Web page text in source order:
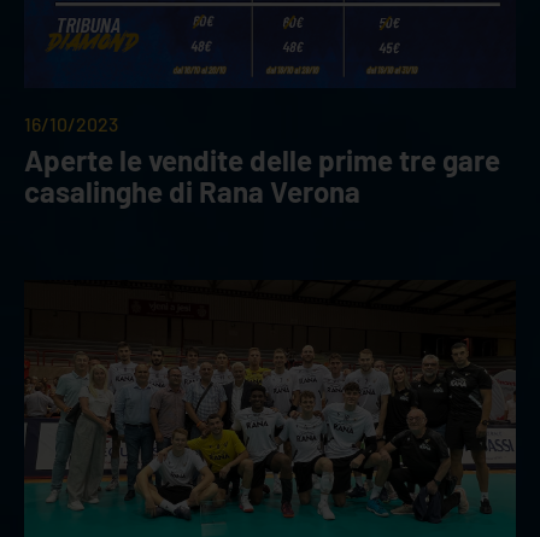
16/10/2023
Aperte le vendite delle prime tre gare
casalinghe di Rana Verona